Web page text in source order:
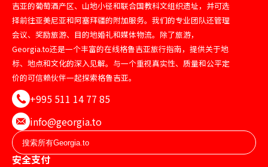
吉亚的葡萄酒产区、山地小径和联合国教科文组织遗址，并可选
择前往亚美尼亚和阿塞拜疆的附加服务。我们的专业团队还管理
会议、奖励旅游、目的地婚礼和媒体物流。除了旅游，
Georgia.to还是一个丰富的在线格鲁吉亚旅行指南，提供关于地
标、地点和文化的深入见解。与一个重视真实性、质量和公平定
价的可信赖伙伴一起探索格鲁吉亚。
+995 511 14 77 85
info@georgia.to
安全支付